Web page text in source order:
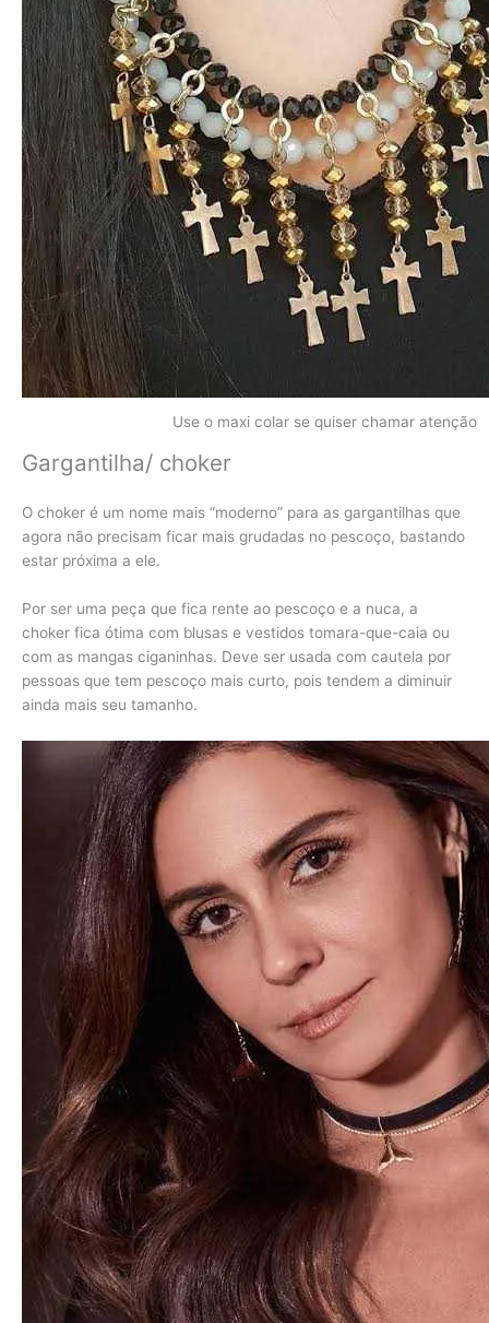
Use o maxi colar se quiser chamar atenção
Gargantilha/ choker
O choker é um nome mais “moderno” para as gargantilhas que
agora não precisam ficar mais grudadas no pescoço, bastando
estar próxima a ele.
Por ser uma peça que fica rente ao pescoço e a nuca, a
choker fica ótima com blusas e vestidos tomara-que-caia ou
com as mangas ciganinhas. Deve ser usada com cautela por
pessoas que tem pescoço mais curto, pois tendem a diminuir
ainda mais seu tamanho.